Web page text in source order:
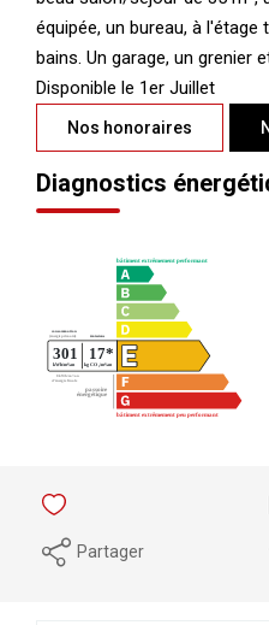
équipée, un bureau, à
bains. Un garage, un grenier
Disponible le 1er Juillet
Nos honoraires
Diagnostics
Partager